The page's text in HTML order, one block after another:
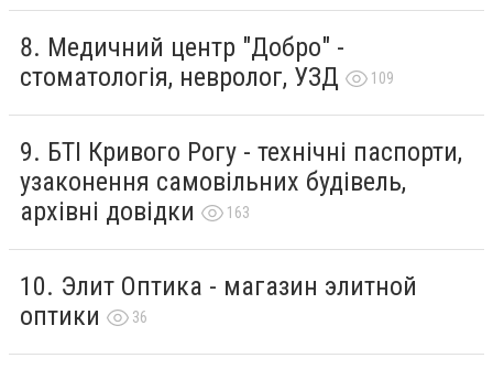
Медичний центр "Добро" -
стоматологія, невролог, УЗД
109
БТІ Кривого Рогу - технічні паспорти,
узаконення самовільних будівель,
архівні довідки
163
Элит Оптика - магазин элитной
оптики
36